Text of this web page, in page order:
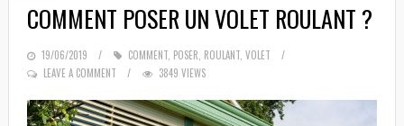
COMMENT POSER UN VOLET ROULANT ?
POSTED
ON
19/06/2019 COMMENT, POSER, ROULANT, VOLET
LEAVE A COMMENT
3849 VIEWS